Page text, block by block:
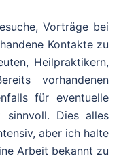
Vorträge bei
Kontakte zu
Heilpraktikern,
vorhandenen
für eventuelle
sinnvoll. Dies alles
aber ich halte
Arbeit bekannt zu